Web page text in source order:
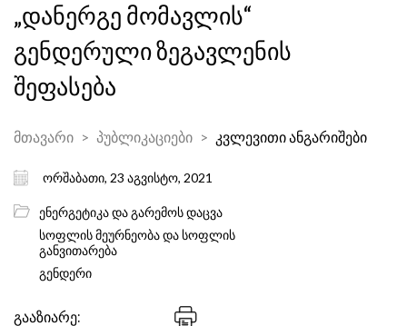
„დანერგე მომავლის“
გენდერული ზეგავლენის
შეფასება
მთავარი პუბლიკაციები კვლევითი ანგარიშები
ორშაბათი, 23 აგვისტო, 2021
ენერგეტიკა და გარემოს დაცვა
სოფლის მეურნეობა და სოფლის
განვითარება
გენდერი
გააზიარე: